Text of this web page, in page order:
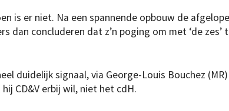
is er niet. Na een spannende opbouw de
dan concluderen dat z’n poging om met ‘de zes’
duidelijk signaal, via George-Louis Bouchez
hij CD&V erbij wil, niet het cdH.